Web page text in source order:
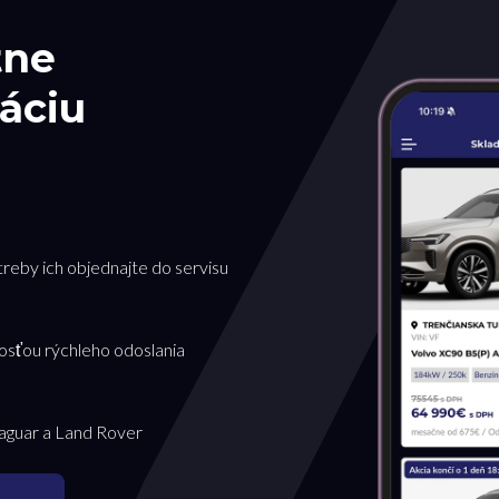
ich objednajte do servisu
rýchleho odoslania
a Land Rover